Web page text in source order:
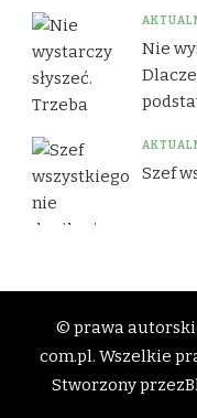
Nie
Szef
© prawa
com.pl. Wszelkie
Stworzony przez